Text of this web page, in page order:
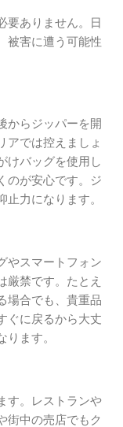
要ありません。日
被害に遭う可能性
からジッパーを開
アでは控えましょ
けバッグを使用し
のが安心です。ジ
力になります。
やスマートフォン
厳禁です。たとえ
場合でも、貴重品
ぐに戻るから大丈
ます。
す。レストランや
街中の売店でもク